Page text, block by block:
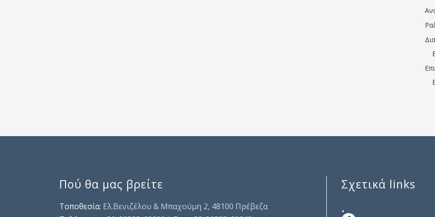
Πού θα μας βρείτε
Τοποθεσία: Ελ.Βενιζέλου & Μπαχούμη 2, 48100 Πρέβεζα
Σχετικά links
.